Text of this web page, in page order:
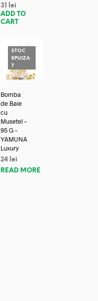
31
lei
ADD TO
CART
STOC
EPUIZA
T
Bomba
de Baie
cu
Musetel –
95 G –
YAMUNA
Luxury
24 lei
READ MORE